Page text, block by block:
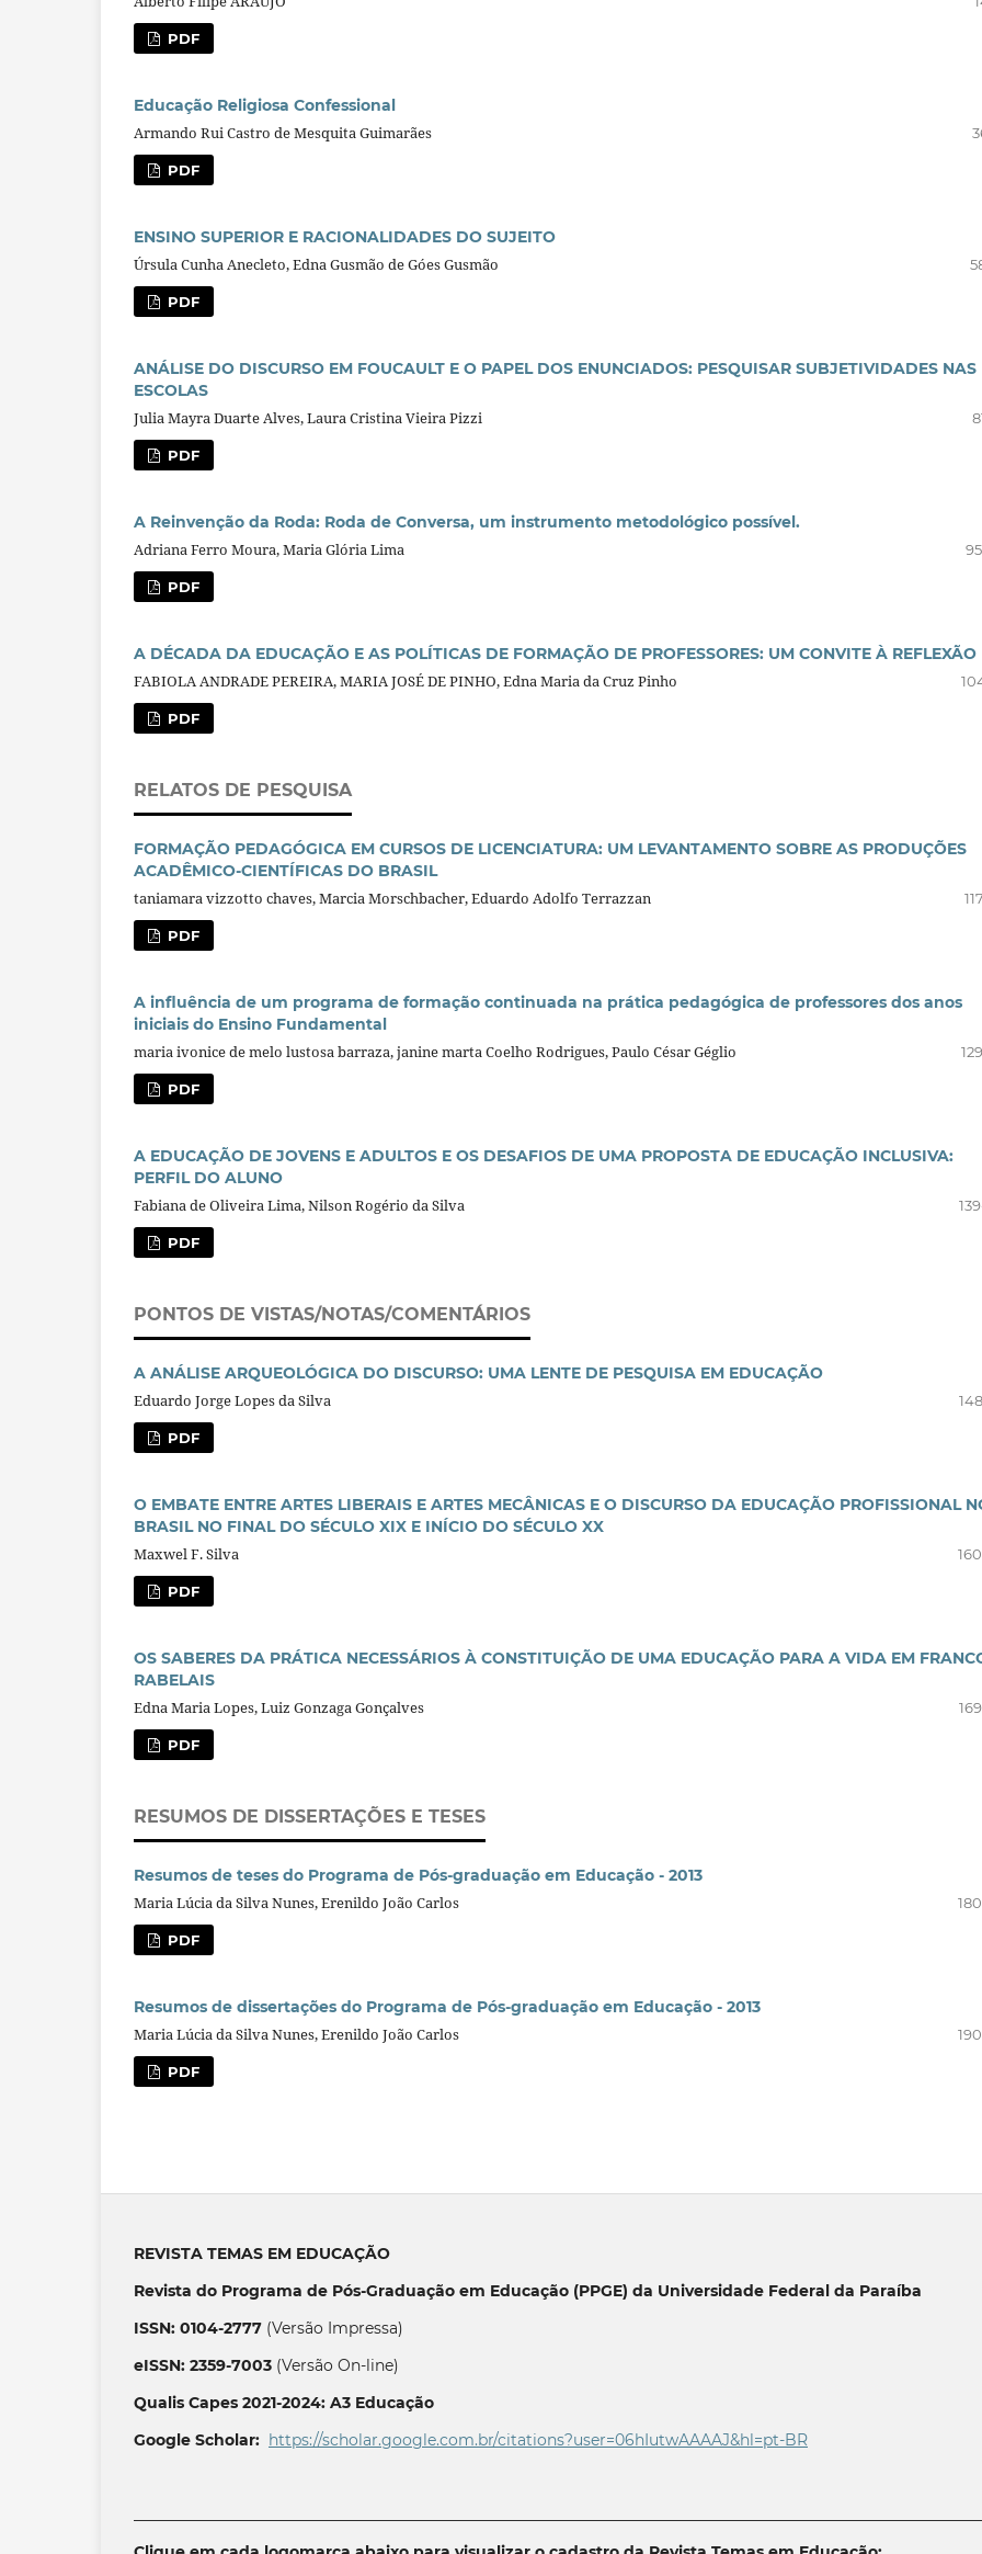
PDF
Educação Religiosa Confessional
Armando Rui Castro de Mesquita Guimarães
PDF
ENSINO SUPERIOR E RACIONALIDADES DO SUJEITO
Úrsula Cunha Anecleto, Edna Gusmão de Góes Gusmão
PDF
ANÁLISE DO DISCURSO EM FOUCAULT E O PAPEL DOS ENUNCIADOS: PESQUISAR SUBJETIVIDADES NAS
ESCOLAS
Julia Mayra Duarte Alves, Laura Cristina Vieira Pizzi
PDF
A Reinvenção da Roda: Roda de Conversa, um instrumento metodológico possível.
Adriana Ferro Moura, Maria Glória Lima
PDF
A DÉCADA DA EDUCAÇÃO E AS POLÍTICAS DE FORMAÇÃO DE PROFESSORES: UM CONVITE À REFLEXÃO
FABIOLA ANDRADE PEREIRA, MARIA JOSÉ DE PINHO, Edna Maria da Cruz Pinho
PDF
RELATOS DE PESQUISA
FORMAÇÃO PEDAGÓGICA EM CURSOS DE LICENCIATURA: UM LEVANTAMENTO SOBRE AS PRODUÇÕES
ACADÊMICO-CIENTÍFICAS DO BRASIL
taniamara vizzotto chaves, Marcia Morschbacher, Eduardo Adolfo Terrazzan
PDF
A influência de um programa de formação continuada na prática pedagógica de professores dos anos
iniciais do Ensino Fundamental
maria ivonice de melo lustosa barraza, janine marta Coelho Rodrigues, Paulo César Géglio
PDF
A EDUCAÇÃO DE JOVENS E ADULTOS E OS DESAFIOS DE UMA PROPOSTA DE EDUCAÇÃO INCLUSIVA:
PERFIL DO ALUNO
Fabiana de Oliveira Lima, Nilson Rogério da Silva
PDF
PONTOS DE VISTAS/NOTAS/COMENTÁRIOS
A ANÁLISE ARQUEOLÓGICA DO DISCURSO: UMA LENTE DE PESQUISA EM EDUCAÇÃO
Eduardo Jorge Lopes da Silva
PDF
O EMBATE ENTRE ARTES LIBERAIS E ARTES MECÂNICAS E O DISCURSO DA EDUCAÇÃO PROFISSIONAL
BRASIL NO FINAL DO SÉCULO XIX E INÍCIO DO SÉCULO XX
Maxwel F. Silva
PDF
OS SABERES DA PRÁTICA NECESSÁRIOS À CONSTITUIÇÃO DE UMA EDUCAÇÃO PARA A VIDA EM
RABELAIS
Edna Maria Lopes, Luiz Gonzaga Gonçalves
PDF
RESUMOS DE DISSERTAÇÕES E TESES
Resumos de teses do Programa de Pós-graduação em Educação - 2013
Maria Lúcia da Silva Nunes, Erenildo João Carlos
PDF
Resumos de dissertações do Programa de Pós-graduação em Educação - 2013
Maria Lúcia da Silva Nunes, Erenildo João Carlos
PDF
REVISTA TEMAS EM EDUCAÇÃO
Revista do Programa de Pós-Graduação em Educação (PPGE) da Universidade Federal da Paraíba
ISSN: 0104-2777 (Versão Impressa)
eISSN: 2359-7003 (Versão On-line)
Qualis Capes 2021-2024: A3 Educação
Google Scholar: https://scholar.google.com.br/citations?user=06hIutwAAAAJ&hl=pt-BR